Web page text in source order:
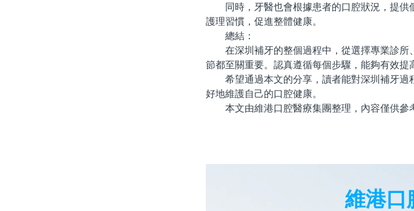
同時，牙醫也會根據患者的口腔狀況，提供
護理習慣，促進整體健康。
總結：
在深圳補牙的整個過程中，從選擇專業診所
節都至關重要。認真遵循每個步驟，能夠有效提
希望通過本文的分享，讀者能對深圳補牙過
好地維護自己的口腔健康。
本文由維港口腔醫療集團整理，內容僅供參
維港口